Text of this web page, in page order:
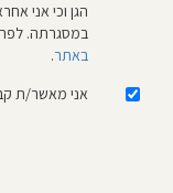
הגן וכי אני
במסגרתה.
באתר.
אני מאשר/ת